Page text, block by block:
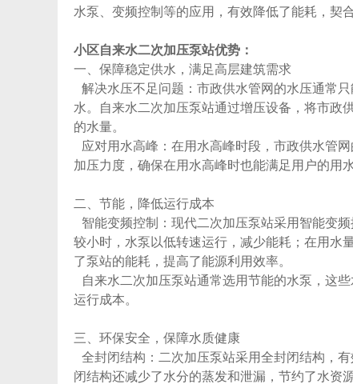
水泵、变频控制等的应用，有效降低了能耗，契
小区自来水二次加压泵站优势：
一、保障稳定供水，满足高层建筑需求
解决水压不足问题：市政供水管网的水压通常
水。
自来水二次加压泵站通过增压设备，将市政
的水量。
应对用水高峰：在用水高峰时段，市政供水管
加压力度，确保在用水高峰时也能满足用户的用
二、节能，降低运行成本
智能变频控制：现代二次加压泵站采用智能变
较小时，水泵以低转速运行，减少能耗；在用水
了泵站的能耗，提高了能源利用效率。
自来水二次加压泵站通常选用节能的水泵，这
运行成本。
三、环保安全，保障水质健康
全封闭结构：二次加压泵站采用全封闭结构，
闭结构还减少了水分的蒸发和泄漏，节约了水资源